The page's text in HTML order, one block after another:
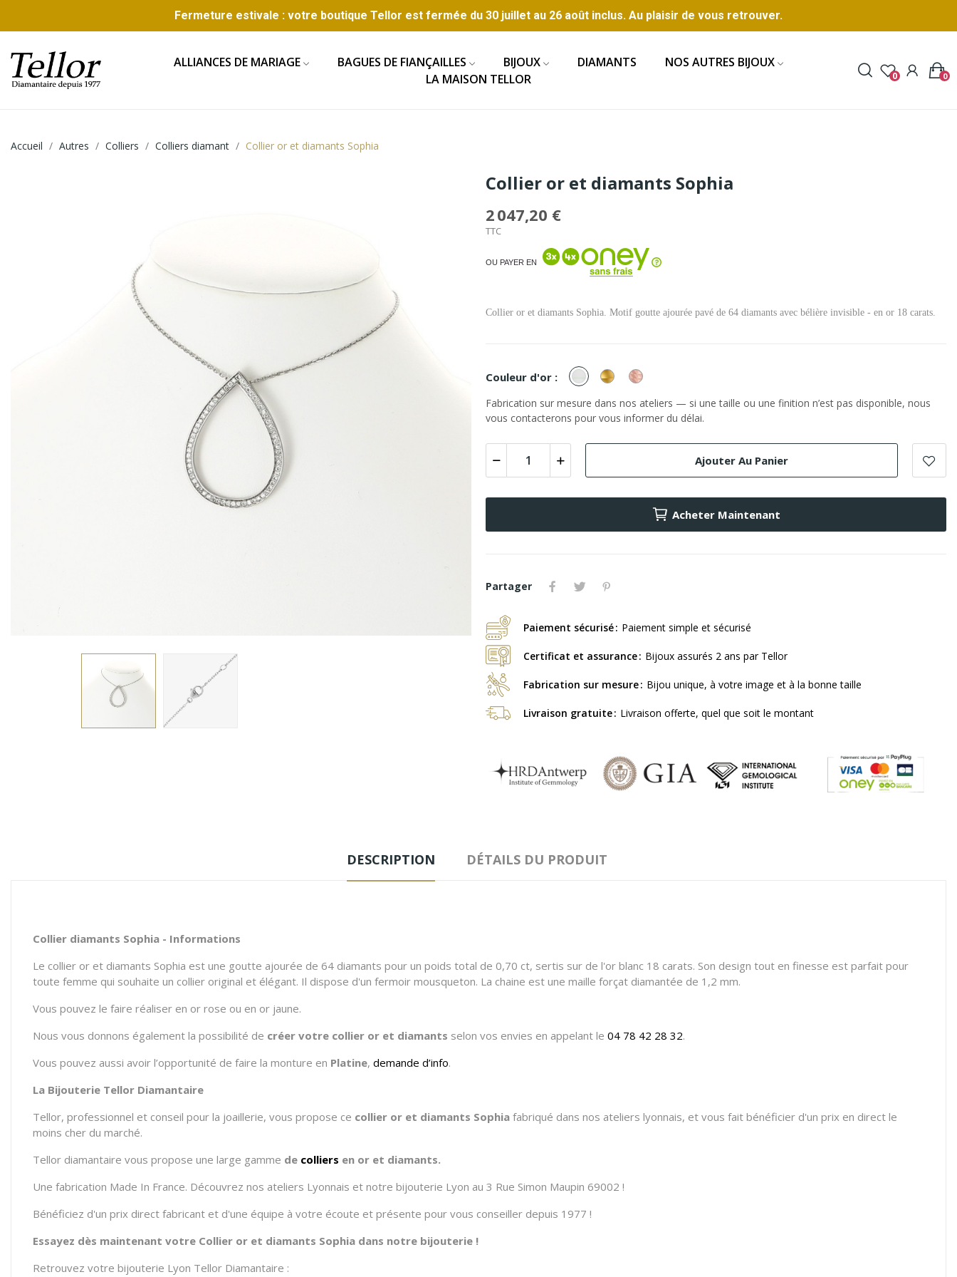
Fermeture estivale : votre boutique Tellor est fermée du 30 juillet au 26 août inclus. Au plaisir de vous retrouver.
ALLIANCES DE MARIAGE BAGUES DE FIANÇAILLES BIJOUX DIAMANTS
NOS AUTRES BIJOUX
LA MAISON TELLOR
0 0
Accueil Autres Colliers Colliers diamant Collier or et diamants Sophia
Collier or et diamants Sophia
2 047,20 €
TTC
OU PAYER EN
Collier or et diamants Sophia. Motif goutte ajourée pavé de 64 diamants avec bélière invisible - en or 18 carats.
Couleur d'or : or
Blanc
or
Jaune
or
Rose
Fabrication sur mesure dans nos ateliers — si une taille ou une finition n’est pas disponible, nous
vous contacterons pour vous informer du délai.
Ajouter Au Panier
Acheter Maintenant
Partager
Paiement sécurisé Paiement simple et sécurisé
Certificat et assurance Bijoux assurés 2 ans par Tellor
Fabrication sur mesure Bijou unique, à votre image et à la bonne taille
Livraison gratuite Livraison offerte, quel que soit le montant
DESCRIPTION DÉTAILS DU PRODUIT
Collier diamants Sophia - Informations
Le collier or et diamants Sophia est une goutte ajourée de 64 diamants pour un poids total de 0,70 ct, sertis sur de l'or blanc 18 carats. Son design tout en finesse est parfait pour
toute femme qui souhaite un collier original et élégant. Il dispose d'un fermoir mousqueton. La chaine est une maille forçat diamantée de 1,2 mm.
Vous pouvez le faire réaliser en or rose ou en or jaune.
Nous vous donnons également la possibilité de créer votre collier or et diamants selon vos envies en appelant le 04 78 42 28 32.
Vous pouvez aussi avoir l’opportunité de faire la monture en Platine, demande d’info.
La Bijouterie Tellor Diamantaire
Tellor, professionnel et conseil pour la joaillerie, vous propose ce collier or et diamants Sophia fabriqué dans nos ateliers lyonnais, et vous fait bénéficier d'un prix en direct le
moins cher du marché.
Tellor diamantaire vous propose une large gamme de colliers en or et diamants.
Une fabrication Made In France. Découvrez nos ateliers Lyonnais et notre bijouterie Lyon au 3 Rue Simon Maupin 69002 !
Bénéficiez d'un prix direct fabricant et d'une équipe à votre écoute et présente pour vous conseiller depuis 1977 !
Essayez dès maintenant votre Collier or et diamants Sophia dans notre bijouterie !
Retrouvez votre bijouterie Lyon Tellor Diamantaire :